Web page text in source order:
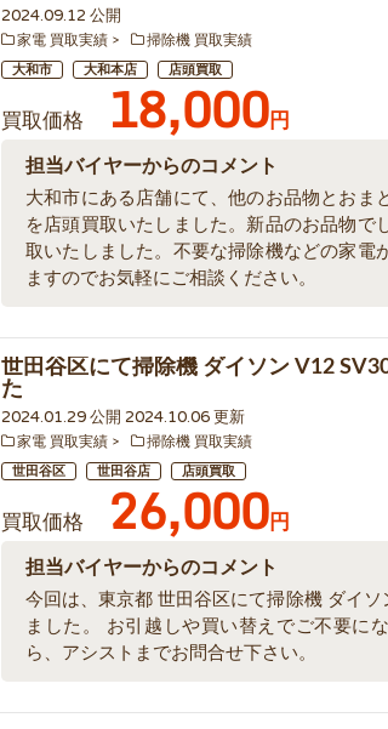
2024.09.12 公開
家電 買取実績 掃除機 買取実績
大和市 大和本店 店頭買取
買取価格 18,000円
担当バイヤーからのコメント
大和市にある店舗にて、他のお品物とおま
を店頭買取いたしました。新品のお品物で
取いたしました。不要な掃除機などの家電
ますのでお気軽にご相談ください。
世田谷区にて掃除機 ダイソン V12
た
2024.01.29 公開 2024.10.06 更新
家電 買取実績 掃除機 買取実績
世田谷区 世田谷店 店頭買取
買取価格 26,000円
担当バイヤーからのコメント
今回は、東京都 世田谷区にて掃除機 ダイ
ました。 お引越しや買い替えでご不要に
ら、アシストまでお問合せ下さい。